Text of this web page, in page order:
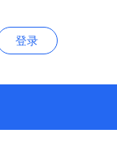
登录